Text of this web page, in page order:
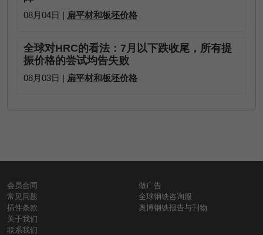
08月04日 | 扁平材和板坯价格
全球对HRC的看法：7月以下跌收尾，所有提
振价格的尝试均告失败
08月03日 | 扁平材和板坯价格
会员合同
常见问题
插件条款
关于我们
联系我们
做广告
全球钢铁咨询服
奥博钢铁报告与刊物